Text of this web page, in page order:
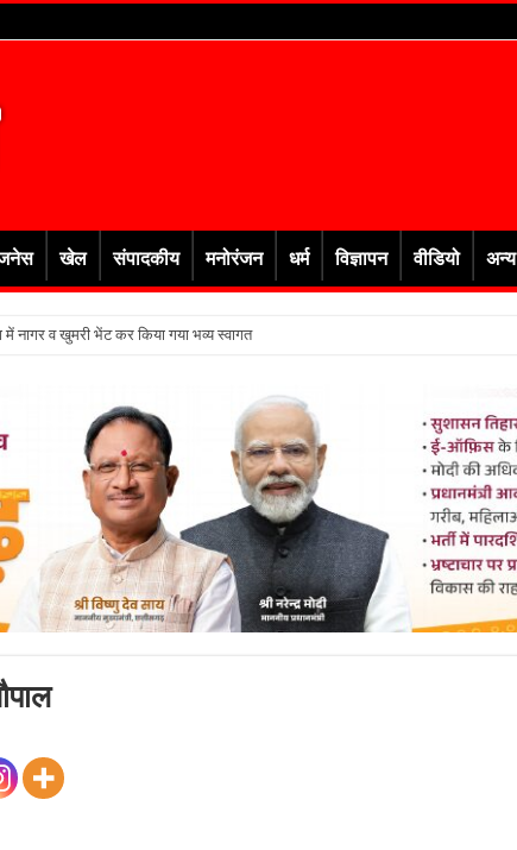
खेल संपादकीय मनोरंजन धर्म विज्ञापन वीडियो अन्य
में नागर व खुमरी भेंट कर किया गया भव्य स्वागत